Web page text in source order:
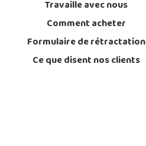
Travaille avec nous
Comment acheter
Formulaire de rétractation
Ce que disent nos clients